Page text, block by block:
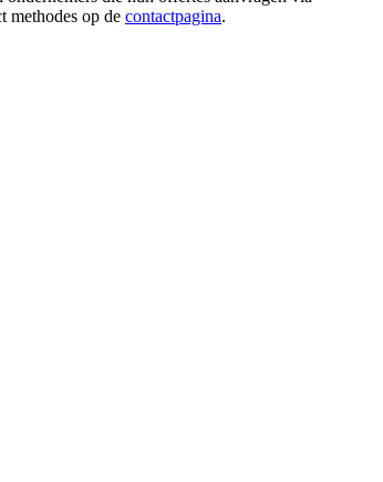
methodes op de contactpagina.